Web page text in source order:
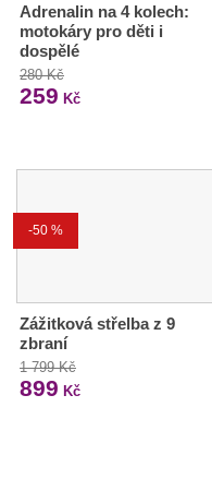
Adrenalin na 4 kolech:
motokáry pro děti i
dospělé
280 Kč
259 Kč
-50 %
Zážitková střelba z 9
zbraní
1 799 Kč
899 Kč